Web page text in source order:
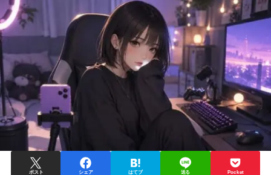
ポスト シェア はてブ 送る Pocket